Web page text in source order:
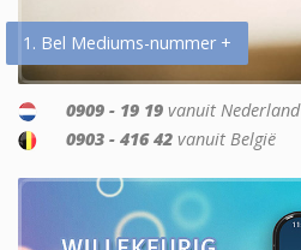
1. Bel Mediums-nummer +
0909 - 19 19 vanuit Nederland
0903 - 416 42 vanuit België